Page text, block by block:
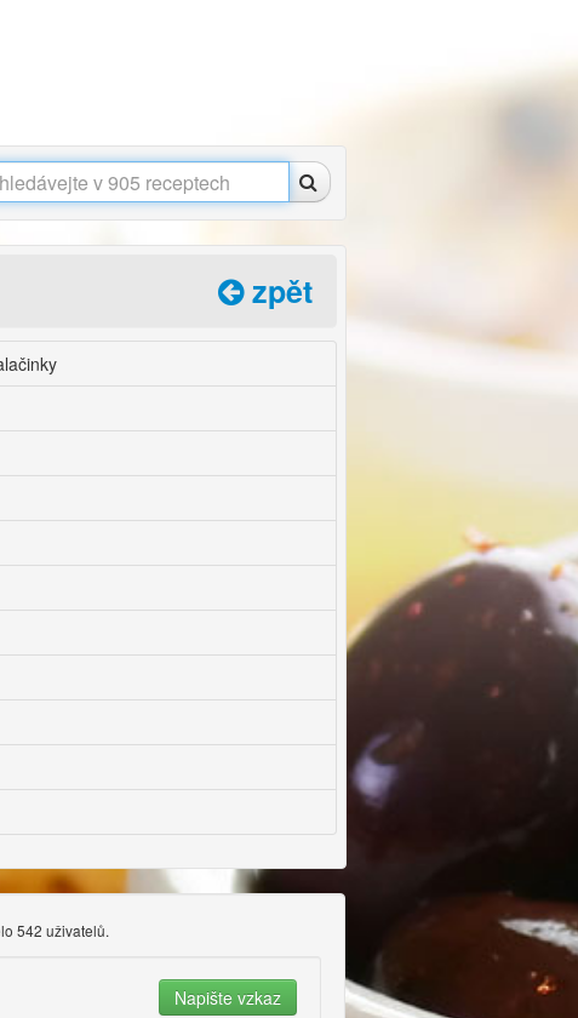
zpět
542 uživatelů.